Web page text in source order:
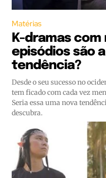
Matérias
K-dramas com
episódios são
tendência?
Desde o seu sucesso no
tem ficado com cada vez
Seria essa uma nova
descubra.